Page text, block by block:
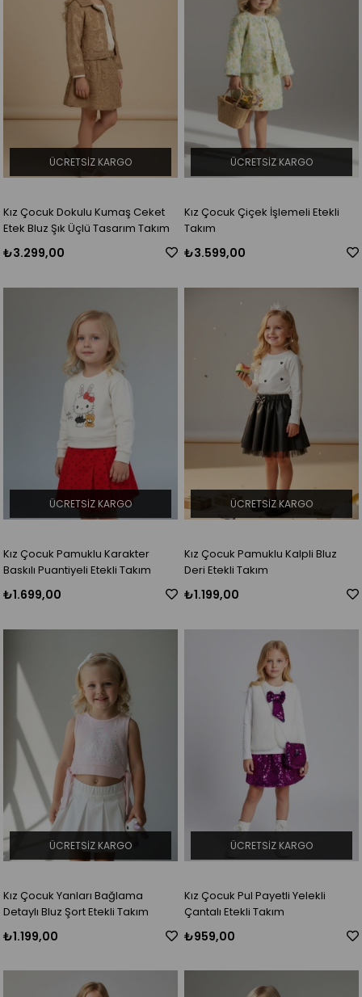
Kız Çocuk Dokulu Kumaş Ceket
Etek Bluz Şık Üçlü Tasarım Takım
₺3.299,00
ÜCRETSIZ KARGO
Kız Çocuk Çiçek İşlemeli Etekli
Takım
₺3.599,00
ÜCRETSIZ KARGO
Kız Çocuk Pamuklu Karakter
Baskılı Puantiyeli Etekli Takım
₺1.699,00
ÜCRETSIZ KARGO
Kız Çocuk Pamuklu Kalpli Bluz
Deri Etekli Takım
₺1.199,00
ÜCRETSIZ KARGO
Kız Çocuk Yanları Bağlama
Detaylı Bluz Şort Etekli Takım
₺1.199,00
ÜCRETSIZ KARGO
Kız Çocuk Pul Payetli Yelekli
Çantalı Etekli Takım
₺959,00
ÜCRETSIZ KARGO